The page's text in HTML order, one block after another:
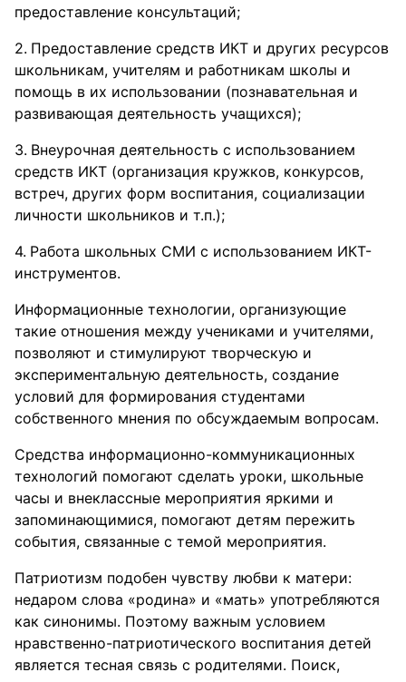
предоставление консультаций;
Предоставление средств ИКТ и других ресурсов
школьникам, учителям и работникам школы и
помощь в их использовании (познавательная и
развивающая деятельность учащихся);
Внеурочная деятельность с использованием
средств ИКТ (организация кружков, конкурсов,
встреч, других форм воспитания, социализации
личности школьников и т.п.);
Работа школьных СМИ с использованием ИКТ-
инструментов.
Информационные технологии, организующие
такие отношения между учениками и учителями,
позволяют и стимулируют творческую и
экспериментальную деятельность, создание
условий для формирования студентами
собственного мнения по обсуждаемым вопросам.
Средства информационно-коммуникационных
технологий помогают сделать уроки, школьные
часы и внеклассные мероприятия яркими и
запоминающимися, помогают детям пережить
события, связанные с темой мероприятия.
Патриотизм подобен чувству любви к матери:
недаром слова «родина» и «мать» употребляются
как синонимы. Поэтому важным условием
нравственно-патриотического воспитания детей
является тесная связь с родителями. Поиск,